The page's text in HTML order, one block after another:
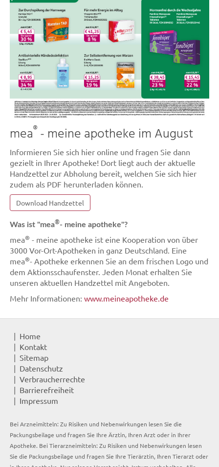
mea® - meine apotheke im August
Informieren Sie sich hier online und fragen Sie dann
gezielt in Ihrer Apotheke! Dort liegt auch der aktuelle
Handzettel zur Abholung bereit, welchen Sie sich hier
zudem als PDF herunterladen können.
Download Handzettel
Was ist "mea®- meine apotheke"?
mea® - meine apotheke ist eine Kooperation von über
3000 Vor-Ort-Apotheken in ganz Deutschland. Eine
mea®- Apotheke erkennen Sie an dem frischen Logo und
dem Aktionsschaufenster. Jeden Monat erhalten Sie
unseren aktuellen Handzettel mit Angeboten.
Mehr Informationen: www.meineapotheke.de
Home
Kontakt
Sitemap
Datenschutz
Verbraucherrechte
Barrierefreiheit
Impressum
Bei Arzneimitteln: Zu Risiken und Nebenwirkungen lesen Sie die
Packungsbeilage und fragen Sie Ihre Ärztin, Ihren Arzt oder in Ihrer
Apotheke. Bei Tierarzneimitteln: Zu Risiken und Nebenwirkungen lesen
Sie die Packungsbeilage und fragen Sie Ihre Tierärztin, Ihren Tierarzt oder